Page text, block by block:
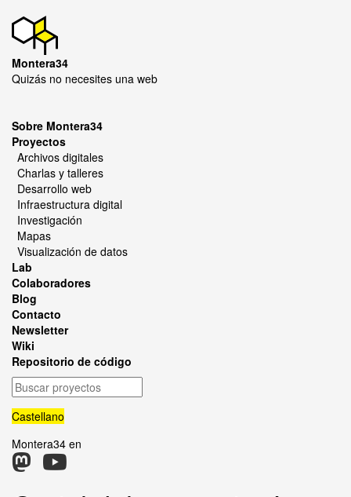
Montera34
Quizás no necesites una web
Sobre Montera34
Proyectos
Archivos digitales
Charlas y talleres
Desarrollo web
Infraestructura digital
Investigación
Mapas
Visualización de datos
Lab
Colaboradores
Blog
Contacto
Newsletter
Wiki
Repositorio de código
Buscar
proyectos
Castellano
Montera34 en